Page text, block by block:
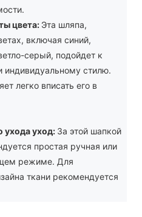
цвета: Эта шляпа,
включая синий,
серый, подойдет к
стилю.
легко вписать его в
уход: За этой шапкой
простая ручная или
режиме. Для
ткани рекомендуется